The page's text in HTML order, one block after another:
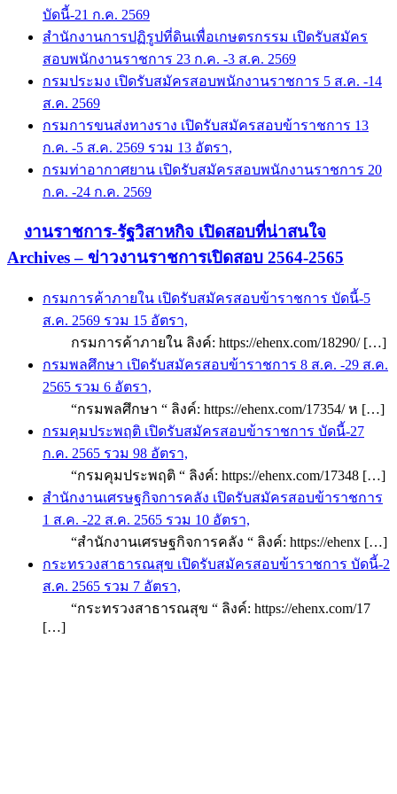
บัดนี้-21 ก.ค. 2569
สำนักงานการปฏิรูปที่ดินเพื่อเกษตรกรรม เปิดรับสมัคร
สอบพนักงานราชการ 23 ก.ค. -3 ส.ค. 2569
กรมประมง เปิดรับสมัครสอบพนักงานราชการ 5 ส.ค. -14
ส.ค. 2569
กรมการขนส่งทางราง เปิดรับสมัครสอบข้าราชการ 13
ก.ค. -5 ส.ค. 2569 รวม 13 อัตรา,
กรมท่าอากาศยาน เปิดรับสมัครสอบพนักงานราชการ 20
ก.ค. -24 ก.ค. 2569
งานราชการ-รัฐวิสาหกิจ เปิดสอบที่น่าสนใจ
Archives – ข่าวงานราชการเปิดสอบ 2564-2565
กรมการค้าภายใน เปิดรับสมัครสอบข้าราชการ บัดนี้-5
ส.ค. 2569 รวม 15 อัตรา,
กรมการค้าภายใน ลิงค์: https://ehenx.com/18290/ […]
กรมพลศึกษา เปิดรับสมัครสอบข้าราชการ 8 ส.ค. -29 ส.ค.
2565 รวม 6 อัตรา,
“กรมพลศึกษา “ ลิงค์: https://ehenx.com/17354/ ห […]
กรมคุมประพฤติ เปิดรับสมัครสอบข้าราชการ บัดนี้-27
ก.ค. 2565 รวม 98 อัตรา,
“กรมคุมประพฤติ “ ลิงค์: https://ehenx.com/17348 […]
สำนักงานเศรษฐกิจการคลัง เปิดรับสมัครสอบข้าราชการ
1 ส.ค. -22 ส.ค. 2565 รวม 10 อัตรา,
“สำนักงานเศรษฐกิจการคลัง “ ลิงค์: https://ehenx […]
กระทรวงสาธารณสุข เปิดรับสมัครสอบข้าราชการ บัดนี้-2
ส.ค. 2565 รวม 7 อัตรา,
“กระทรวงสาธารณสุข “ ลิงค์: https://ehenx.com/17
[…]